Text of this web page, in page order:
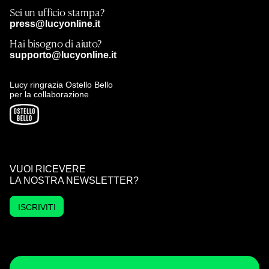
Sei un ufficio stampa?
press@lucyonline.it
Hai bisogno di aiuto?
supporto@lucyonline.it
Lucy ringrazia Ostello Bello
per la collaborazione
VUOI RICEVERE
LA NOSTRA NEWSLETTER?
ISCRIVITI